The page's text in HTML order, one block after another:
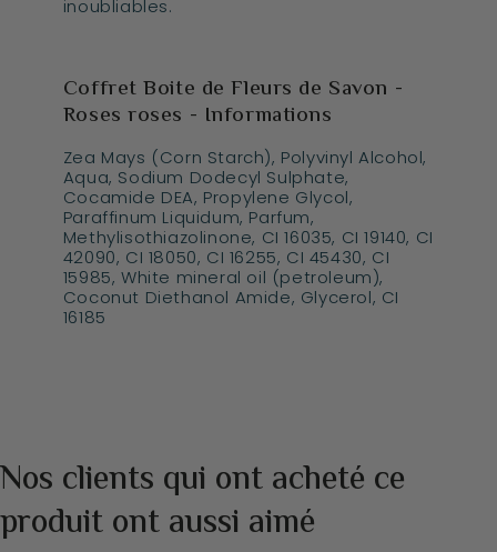
inoubliables.
Coffret Boite de Fleurs de Savon -
Roses roses - Informations
Zea Mays (Corn Starch), Polyvinyl Alcohol,
Aqua, Sodium Dodecyl Sulphate,
Cocamide DEA, Propylene Glycol,
Paraffinum Liquidum, Parfum,
Methylisothiazolinone, CI 16035, CI 19140, CI
42090, CI 18050, CI 16255, CI 45430, CI
15985, White mineral oil (petroleum),
Coconut Diethanol Amide, Glycerol, CI
16185
Nos clients qui ont acheté ce
produit ont aussi aimé